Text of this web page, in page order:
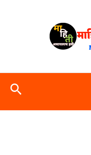
Search